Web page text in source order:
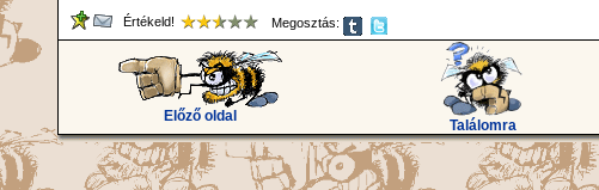
Értékeld! Megosztás:
Előző oldal
Találomra